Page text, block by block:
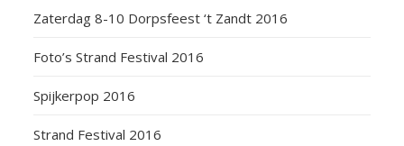
Zaterdag 8-10 Dorpsfeest ‘t Zandt 2016
Foto’s Strand Festival 2016
Spijkerpop 2016
Strand Festival 2016